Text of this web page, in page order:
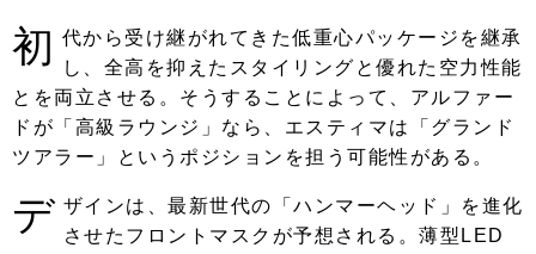
初 代から受け継がれてきた低重心パッケージを継承
し、全高を抑えたスタイリングと優れた空力性能
とを両立させる。そうすることによって、アルファー
ドが「高級ラウンジ」なら、エスティマは「グランド
ツアラー」というポジションを担う可能性がある。
デ ザインは、最新世代の「ハンマーヘッド」を進化
させたフロントマスクが予想される。薄型LED